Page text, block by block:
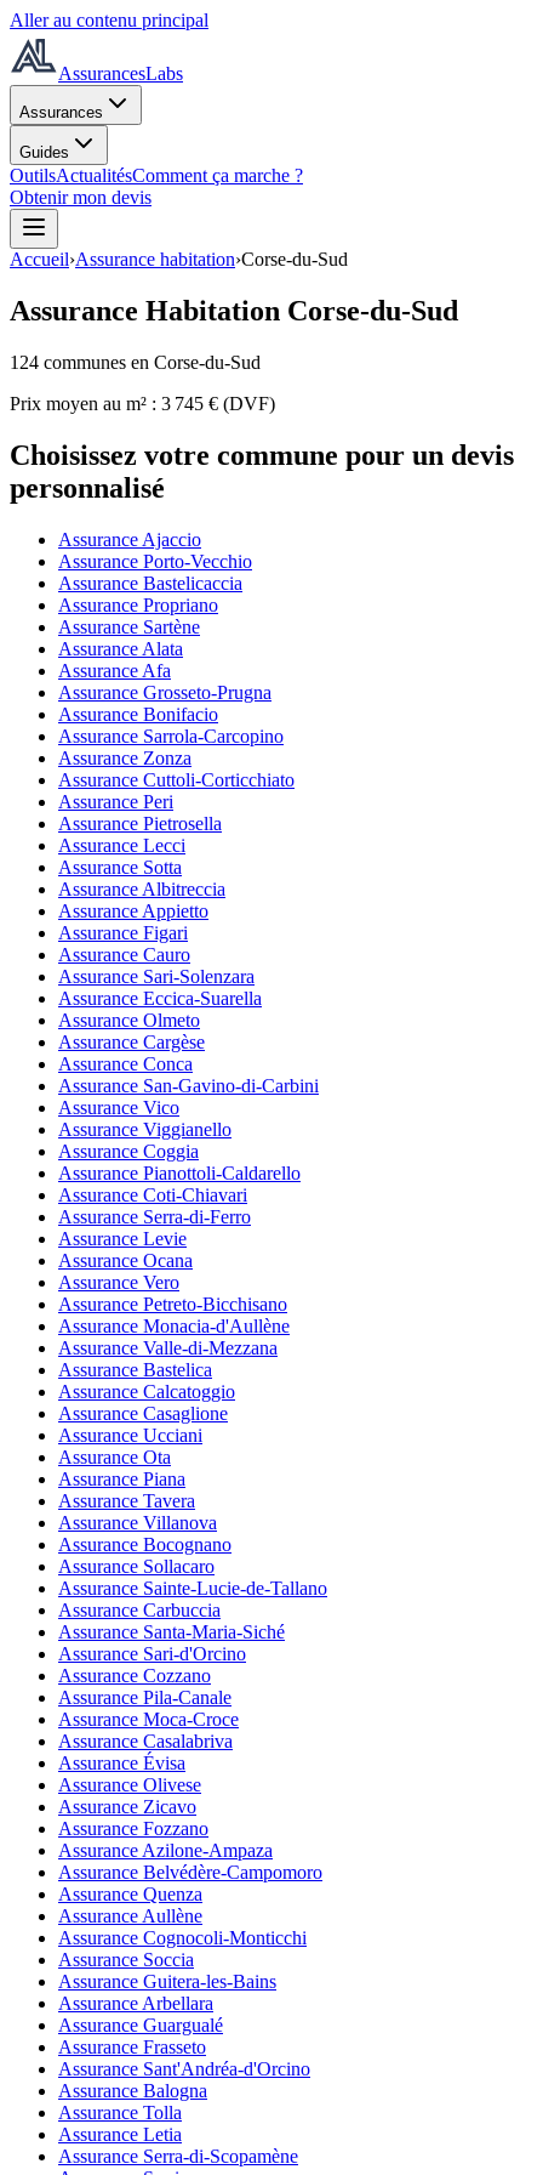
Aller au contenu principal
AssurancesLabs
Assurances
Guides
OutilsActualitésComment ça marche ?
Obtenir mon devis
Accueil›Assurance habitation›Corse-du-Sud
Assurance Habitation Corse-du-Sud
124 communes en Corse-du-Sud
Prix moyen au m² : 3 745 € (DVF)
Choisissez votre commune pour un devis
personnalisé
Assurance Ajaccio
Assurance Porto-Vecchio
Assurance Bastelicaccia
Assurance Propriano
Assurance Sartène
Assurance Alata
Assurance Afa
Assurance Grosseto-Prugna
Assurance Bonifacio
Assurance Sarrola-Carcopino
Assurance Zonza
Assurance Cuttoli-Corticchiato
Assurance Peri
Assurance Pietrosella
Assurance Lecci
Assurance Sotta
Assurance Albitreccia
Assurance Appietto
Assurance Figari
Assurance Cauro
Assurance Sari-Solenzara
Assurance Eccica-Suarella
Assurance Olmeto
Assurance Cargèse
Assurance Conca
Assurance San-Gavino-di-Carbini
Assurance Vico
Assurance Viggianello
Assurance Coggia
Assurance Pianottoli-Caldarello
Assurance Coti-Chiavari
Assurance Serra-di-Ferro
Assurance Levie
Assurance Ocana
Assurance Vero
Assurance Petreto-Bicchisano
Assurance Monacia-d'Aullène
Assurance Valle-di-Mezzana
Assurance Bastelica
Assurance Calcatoggio
Assurance Casaglione
Assurance Ucciani
Assurance Ota
Assurance Piana
Assurance Tavera
Assurance Villanova
Assurance Bocognano
Assurance Sollacaro
Assurance Sainte-Lucie-de-Tallano
Assurance Carbuccia
Assurance Santa-Maria-Siché
Assurance Sari-d'Orcino
Assurance Cozzano
Assurance Pila-Canale
Assurance Moca-Croce
Assurance Casalabriva
Assurance Évisa
Assurance Olivese
Assurance Zicavo
Assurance Fozzano
Assurance Azilone-Ampaza
Assurance Belvédère-Campomoro
Assurance Quenza
Assurance Aullène
Assurance Cognocoli-Monticchi
Assurance Soccia
Assurance Guitera-les-Bains
Assurance Arbellara
Assurance Guargualé
Assurance Frasseto
Assurance Sant'Andréa-d'Orcino
Assurance Balogna
Assurance Tolla
Assurance Letia
Assurance Serra-di-Scopamène